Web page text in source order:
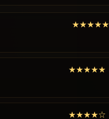
★★★★★
★★★★★
★★★★☆